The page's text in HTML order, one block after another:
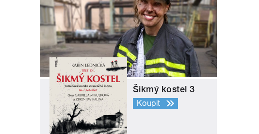
Šikmý kostel 3
Koupit